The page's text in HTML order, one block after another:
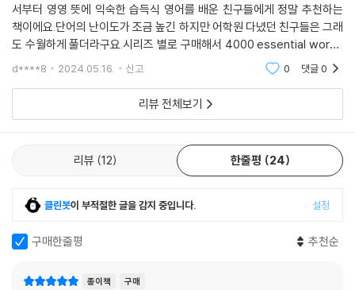
서부터 영영 뜻에 익숙한 습득식 영어를 배운 친구들에게 정말 추천하는
책이에요.단어의 난이도가 조금 높긴 하지만 어학원 다녔던 친구들은 그래
도 수월하게 풀더라구요.시리즈 별로 구매해서 4000 essential words
너무 잘쓰고 있어요.
d****8 2024.05.16. 신고 0 댓글0
리뷰 전체보기
리뷰 12 한줄평 24
클린봇이 부적절한 글을 감지 중입니다. 설정
구매한줄평 추천순
종이책 구매